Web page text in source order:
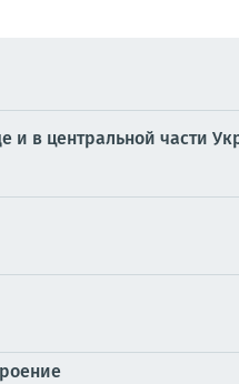
и в центральной части